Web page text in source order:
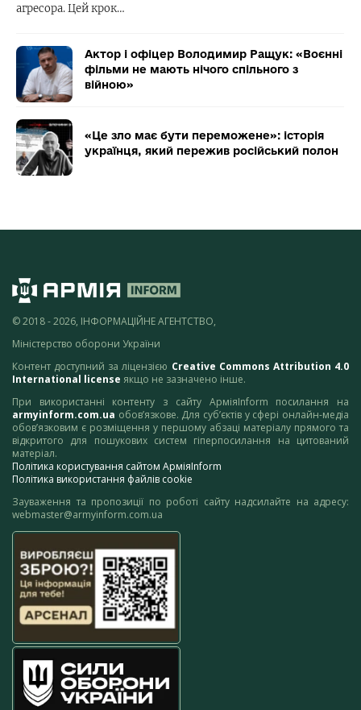
агресора. Цей крок…
Актор і офіцер Володимир Ращук: «Воєнні
фільми не мають нічого спільного з
війною»
«Це зло має бути переможене»: історія
українця, який пережив російський полон
© 2018 - 2026, ІНФОРМАЦІЙНЕ АГЕНТСТВО,
Міністерство оборони України
Контент доступний за ліцензією Creative Commons Attribution 4.0
International license якщо не зазначено інше.
При використанні контенту з сайту АрміяInform посилання на
armyinform.com.ua обов’язкове. Для суб’єктів у сфері онлайн-медіа
обов’язковим є розміщення у першому абзаці матеріалу прямого та
відкритого для пошукових систем гіперпосилання на цитований
матеріал.
Політика користування сайтом АрміяInform
Політика використання файлів cookie
Зауваження та пропозиції по роботі сайту надсилайте на адресу:
webmaster@armyinform.com.ua